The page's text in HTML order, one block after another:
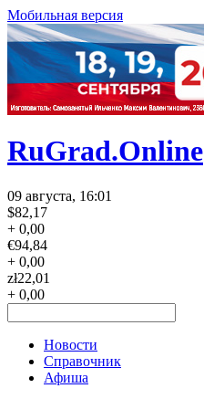
Мобильная версия
RuGrad.Online
09 августа, 16:01
$82,17
+ 0,00
€94,84
+ 0,00
zł22,01
+ 0,00
Новости
Справочник
Афиша